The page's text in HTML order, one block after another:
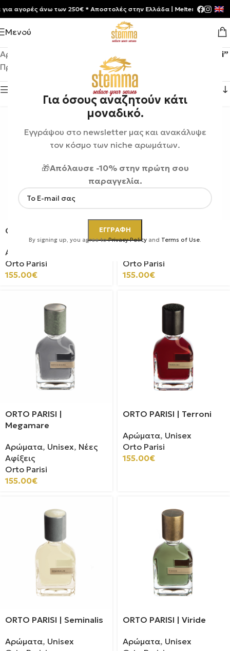
Για όσους αναζητούν κάτι
μοναδικό.
Εγγράψου στο newsletter μας και ανακάλυψε
τον κόσμο των niche αρωμάτων.
🎁Απόλαυσε -10% στην πρώτη σου
παραγγελία.
By signing up, you agree toPrivacy Policy and Terms of Use.
Μενού
Αρχική σελίδα
Προϊόντα με ετικέτα “Orto Parisi”
Προβάλλονται όλα - 10 αποτελέσματα
Εμφάνιση πλευρικής μπάρας
ORTO PARISI | Risvelium
Αρώματα
Orto Parisi
155.00€
ORTO PARISI | Cuoium
Orto Parisi
155.00€
ORTO PARISI |
Megamare
Αρώματα, Unisex, Νέες
Αφίξεις
Orto Parisi
155.00€
ORTO PARISI | Terroni
Αρώματα, Unisex
Orto Parisi
155.00€
ORTO PARISI | Seminalis
Αρώματα, Unisex
ORTO PARISI | Viride
Αρώματα, Unisex
αγορές άνω των 250€ * Aποστολές στην Ελλάδα | Meltemia Exclusive